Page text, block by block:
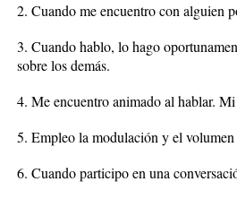
2. Cuando me encuentro con alguien
3. Cuando hablo, lo hago
sobre los demás.
4. Me encuentro animado al hablar.
5. Empleo la modulación y el
6. Cuando participo en una